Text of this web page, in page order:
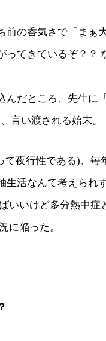
前の呑気さで「まぁ
ってきているぞ？？
んだところ、先生に
言い渡される始末。
夜行性である)、毎
生活なんて考えられ
いいけど多分熱中
に陥った。